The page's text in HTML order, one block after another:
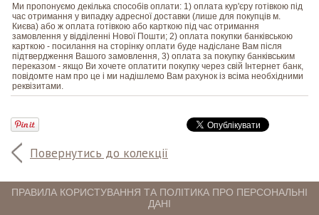
Повернутись до колекції
Ми пропонуємо декілька способів оплати: 1) оплата кур'єру готівкою під
час отримання у випадку адресної доставки (лише для покупців м.
Києва) або ж оплата готівкою або карткою під час отримання
замовлення у відділенні Нової Пошти; 2) оплата покупки банківською
карткою - посилання на сторінку оплати буде надіслане Вам після
підтвердження Вашого замовлення, 3) оплата за покупку банківським
переказом - якщо Ви хочете оплатити покупку через свій Інтернет банк,
повідомте нам про це і ми надішлемо Вам рахунок із всіма необхідними
реквізитами.
ПРАВИЛА КОРИСТУВАННЯ ТА ПОЛІТИКА ПРО ПЕРСОНАЛЬНІ
ДАНІ